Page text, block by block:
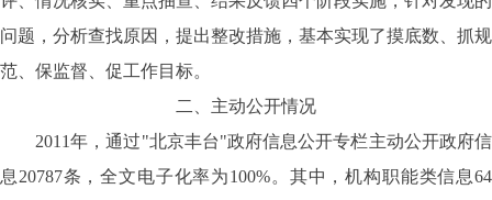
问题，分析查找原因，提出整改措施，基本实现了摸底数、抓规
范、保监督、促工作目标。
二、主动公开情况
2011年，通过"北京丰台"政府信息公开专栏主动公开政府信
息20787条，全文电子化率为100%。其中，机构职能类信息64